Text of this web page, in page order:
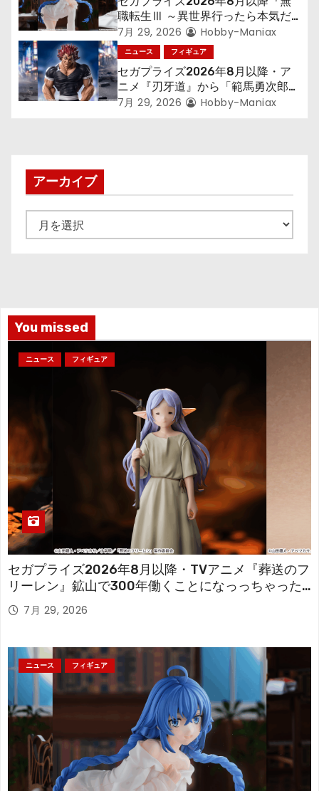
職転生Ⅲ ～異世界行ったら本気だ
す～』から「ロキシー」のフィギュ
アが登場！
7月 29, 2026 Hobby-Maniax
ニュース フィギュア
セガプライズ2026年8月以降・ア
ニメ『刃牙道』から「範馬勇次郎」
が登場ッッ!!
7月 29, 2026 Hobby-Maniax
アーカイブ
ー
You missed
ニュース フィギュア
セガプライズ2026年8月以降・TVアニメ『葬送のフ
リーレン』鉱山で300年働くことになっっちゃった
「フリーレン」を立体化！
7月 29, 2026
ニュース フィギュア